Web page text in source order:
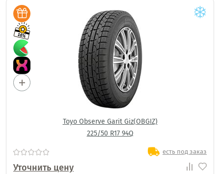
Toyo Observe Garit Giz(OBGIZ)
225/50 R17 94Q
есть под заказ
Уточнить цену